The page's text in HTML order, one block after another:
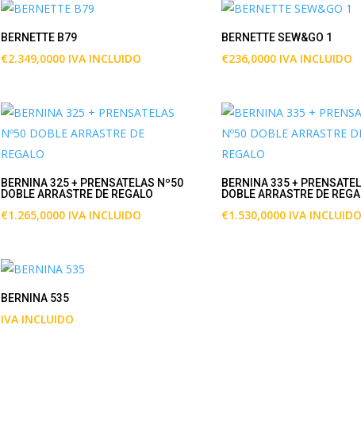
BERNETTE B79
€2.349,0000 IVA INCLUIDO
BERNETTE SEW&GO 1
€236,0000 IVA INCLUIDO
BERNINA 325 + PRENSATELAS Nº50
DOBLE ARRASTRE DE REGALO
€1.265,0000 IVA INCLUIDO
BERNINA 335 +
DOBLE ARRASTRE DE
€1.530,0000 IVA INCLUIDO
BERNINA 535
IVA INCLUIDO